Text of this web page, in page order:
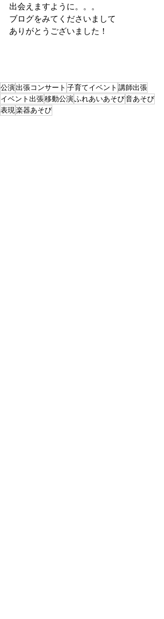
出会えますように。。。
ブログをみてくださいまして
ありがとうございました！
公演出張コンサート 子育てイベント 講師出張
イベント出張移動公演ふれあいあそび音あそび
表現楽器あそび